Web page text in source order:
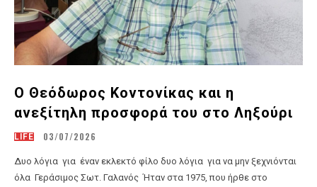
Ο Θεόδωρος Κοντονίκας και η
ανεξίτηλη προσφορά του στο Ληξούρι
LIFE 03/07/2026
Δυο λόγια για έναν εκλεκτό φίλο δυο λόγια για να μην ξεχνιόνται
όλα Γεράσιμος Σωτ. Γαλανός Ήταν στα 1975, που ήρθε στο